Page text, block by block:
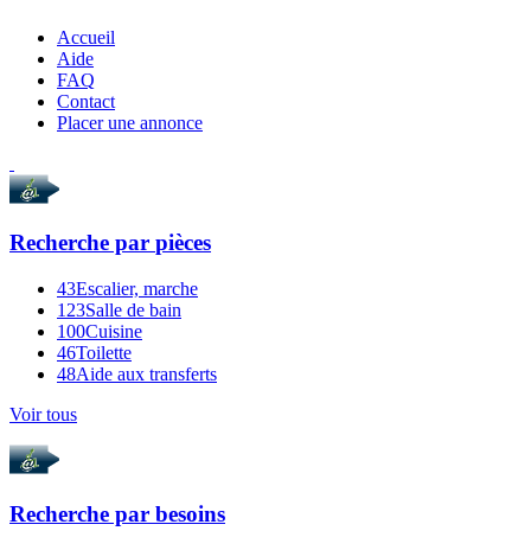
Accueil
Aide
FAQ
Contact
Placer une annonce
Recherche par pièces
43Escalier, marche
123Salle de bain
100Cuisine
46Toilette
48Aide aux transferts
Voir tous
Recherche par besoins